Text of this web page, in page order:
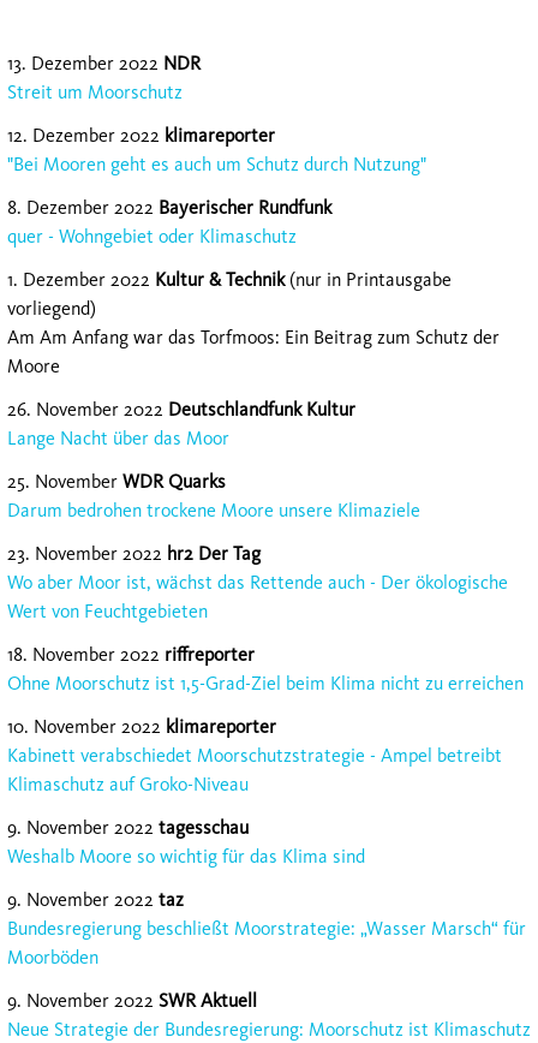
13. Dezember 2022 NDR
Streit um Moorschutz
12. Dezember 2022 klimareporter
"Bei Mooren geht es auch um Schutz durch Nutzung"
8. Dezember 2022 Bayerischer Rundfunk
quer - Wohngebiet oder Klimaschutz
1. Dezember 2022 Kultur & Technik(nur in Printausgabe
vorliegend)
Am Am Anfang war das Torfmoos: Ein Beitrag zum Schutz der
Moore
26. November 2022 Deutschlandfunk Kultur
Lange Nacht über das Moor
25. November WDR Quarks
Darum bedrohen trockene Moore unsere Klimaziele
23. November 2022 hr2 Der Tag
Wo aber Moor ist, wächst das Rettende auch - Der ökologische
Wert von Feuchtgebieten
18. November 2022 riffreporter
Ohne Moorschutz ist 1,5-Grad-Ziel beim Klima nicht zu erreichen
10. November 2022 klimareporter
Kabinett verabschiedet Moorschutzstrategie - Ampel betreibt
Klimaschutz auf Groko-Niveau
9. November 2022 tagesschau
Weshalb Moore so wichtig für das Klima sind
9. November 2022 taz
Bundesregierung beschließt Moorstrategie: „Wasser Marsch“ für
Moorböden
9. November 2022 SWR Aktuell
Neue Strategie der Bundesregierung: Moorschutz ist Klimaschutz